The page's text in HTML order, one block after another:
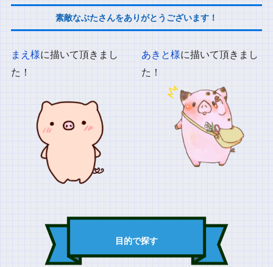
素敵なぶたさんをありがとうございます！
まえ様に描いて頂きまし
た！
あきと様に描いて頂きまし
た！
目的で探す